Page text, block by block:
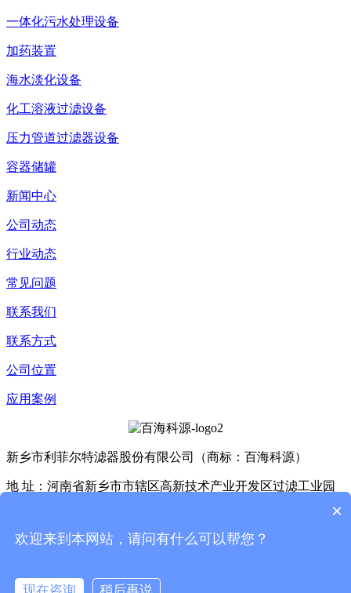
一体化污水处理设备
加药装置
海水淡化设备
化工溶液过滤设备
压力管道过滤器设备
容器储罐
新闻中心
公司动态
行业动态
常见问题
联系我们
联系方式
公司位置
应用案例
新乡市利菲尔特滤器股份有限公司（商标：百海科源）
地 址：河南省新乡市市辖区高新技术产业开发区过滤工业园
Copyright © 2025 利菲尔特（商标：百海科源） 版权所有
ICP备11005909号-24
XML
×
欢迎来到本网站，请问有什么可以帮您？
现在咨询 稍后再说